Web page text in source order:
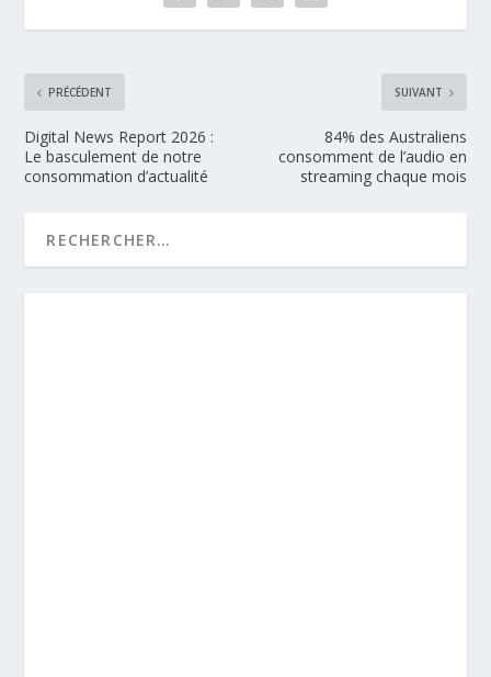
PRÉCÉDENT
Digital News Report 2026 :
Le basculement de notre
consommation d’actualité
SUIVANT
84% des Australiens
consomment de l’audio en
streaming chaque mois